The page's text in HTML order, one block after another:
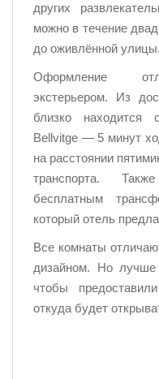
других
можно в течение
до оживлённой улицы.
Оформление
экстерьером. Из
близко находится
Bellvitge — 5 минут
на расстоянии
транспорта.
бесплатным
который отель
Все комнаты
дизайном. Но лучше
чтобы
откуда будет